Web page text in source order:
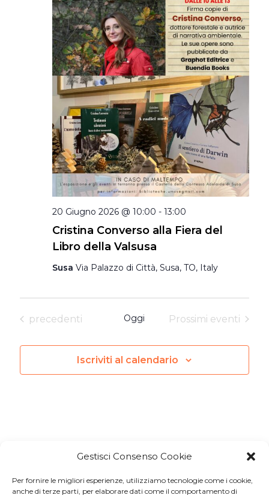
Gestisci Consenso Cookie
Per fornire le migliori esperienze, utilizziamo tecnologie come i cookie,
anche di terze parti, per elaborare dati come il comportamento di
Cristina Converso alla Fiera del
Libro della Valsusa
20 Giugno 2026 @ 10:00 - 13:00
Susa Via Palazzo di Città, Susa, TO, Italy
Eventi
precedenti Oggi Prossimi eventi
Iscriviti al calendario